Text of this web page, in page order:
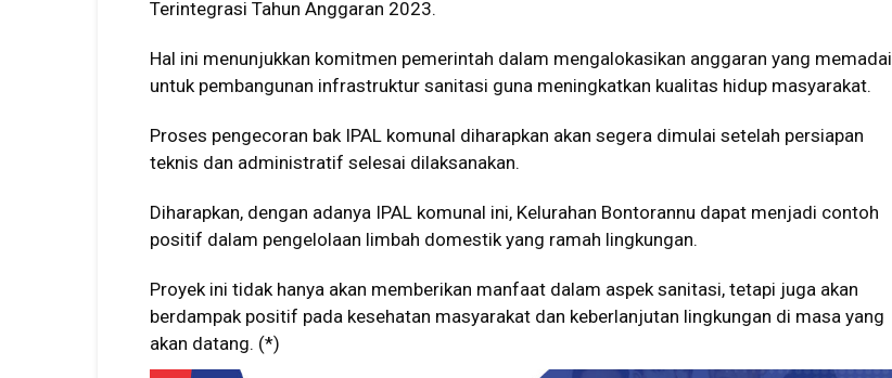
Terintegrasi Tahun Anggaran 2023.
Hal ini menunjukkan komitmen pemerintah dalam mengalokasikan anggaran yang memadai
untuk pembangunan infrastruktur sanitasi guna meningkatkan kualitas hidup masyarakat.
Proses pengecoran bak IPAL komunal diharapkan akan segera dimulai setelah persiapan
teknis dan administratif selesai dilaksanakan.
Diharapkan, dengan adanya IPAL komunal ini, Kelurahan Bontorannu dapat menjadi contoh
positif dalam pengelolaan limbah domestik yang ramah lingkungan.
Proyek ini tidak hanya akan memberikan manfaat dalam aspek sanitasi, tetapi juga akan
berdampak positif pada kesehatan masyarakat dan keberlanjutan lingkungan di masa yang
akan datang. (*)